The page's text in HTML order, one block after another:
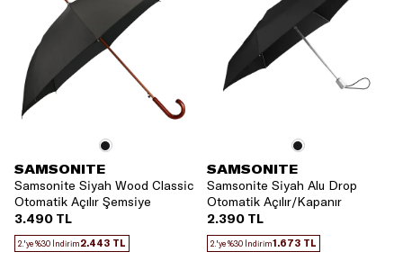
SAMSONITE
Samsonite Siyah Wood Classic
Otomatik Açılır Şemsiye
3.490 TL
2.'ye %30 İndirim2.443 TL
SAMSONITE
Samsonite Siyah Alu Drop
Otomatik Açılır/Kapanır
Şemsiye
2.390 TL
2.'ye %30 İndirim1.673 TL